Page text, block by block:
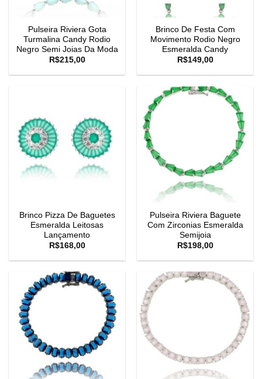
Pulseira Riviera Gota
Turmalina Candy Rodio
Negro Semi Joias Da Moda
R$215,00
Brinco De Festa Com
Movimento Rodio Negro
Esmeralda Candy
R$149,00
Brinco Pizza De Baguetes
Esmeralda Leitosas
Lançamento
R$168,00
Pulseira Riviera Baguete
Com Zirconias Esmeralda
Semijoia
R$198,00